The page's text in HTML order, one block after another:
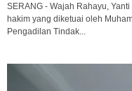
SERANG - Wajah Rahayu,
hakim yang diketuai oleh
Pengadilan Tindak...